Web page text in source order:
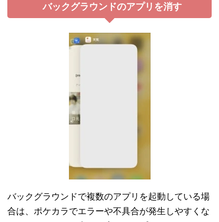
バックグラウンドのアプリを消す
バックグラウンドで複数のアプリを起動している場
合は、ポケカラでエラーや不具合が発生しやすくな